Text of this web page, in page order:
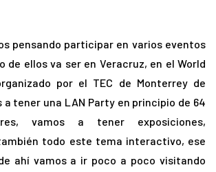
pensando participar en varios eventos
de ellos va ser en Veracruz, en el World
por el TEC de Monterrey de
a tener una LAN Party en principio de 64
vamos a tener exposiciones,
todo este tema interactivo, ese
ahí vamos a ir poco a poco visitando